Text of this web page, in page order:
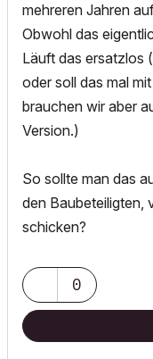
mehreren Jahren
Obwohl das
Läuft das ersatzlos
oder soll das mal
brauchen wir aber
Version.)
So sollte man das
den Baubeteiligten,
schicken?
0